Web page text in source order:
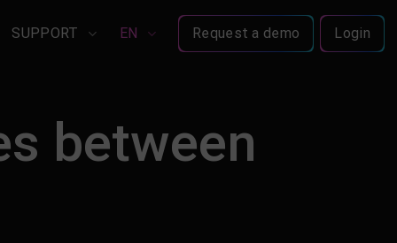
SUPPORT EN Request a demo Login
between